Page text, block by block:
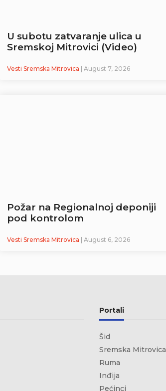
U subotu zatvaranje ulica u
Sremskoj Mitrovici (Video)
Vesti Sremska Mitrovica | August 7, 2026
Požar na Regionalnoj deponiji
pod kontrolom
Vesti Sremska Mitrovica | August 6, 2026
Portali
Šid
Sremska Mitrovica
Ruma
Inđija
Pećinci